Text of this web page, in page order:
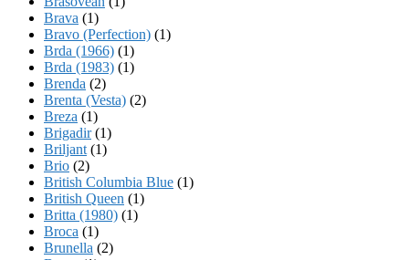
Brava (1)
Bravo (Perfection) (1)
Brda (1966) (1)
Brda (1983) (1)
Brenda (2)
Brenta (Vesta) (2)
Breza (1)
Brigadir(1)
Briljant (1)
Brio (2)
British Columbia Blue (1)
British Queen (1)
Britta (1980) (1)
Broca (1)
Brunella (2)